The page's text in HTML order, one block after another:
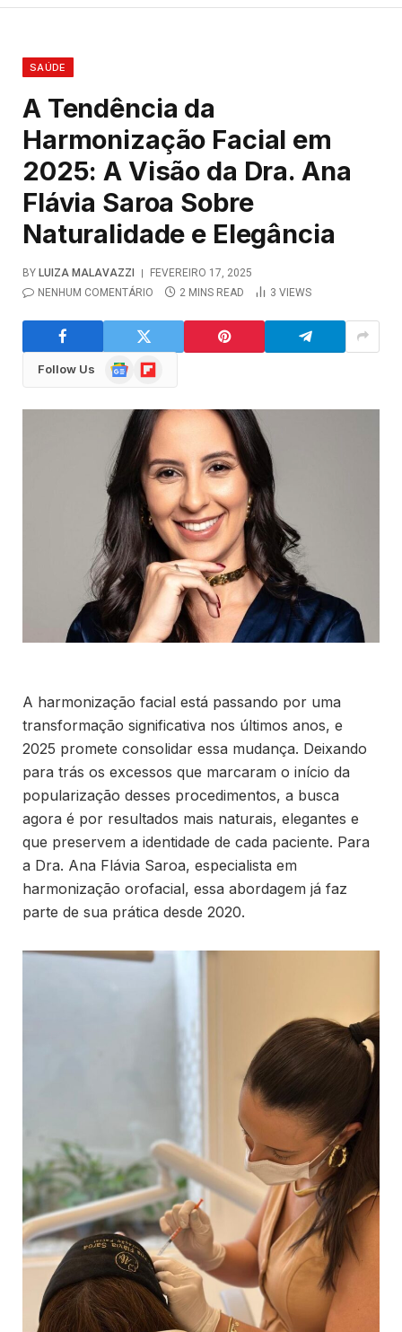
SAÚDE
A Tendência da
Harmonização Facial em
2025: A Visão da Dra. Ana
Flávia Saroa Sobre
Naturalidade e Elegância
BY LUIZA MALAVAZZI
FEVEREIRO 17, 2025
NENHUM COMENTÁRIO
2 MINS READ 3 VIEWS
Follow Us
GoogleFlipboard
A harmonização facial está passando por uma
transformação significativa nos últimos anos, e
2025 promete consolidar essa mudança. Deixando
para trás os excessos que marcaram o início da
popularização desses procedimentos, a busca
agora é por resultados mais naturais, elegantes e
que preservem a identidade de cada paciente. Para
a Dra. Ana Flávia Saroa, especialista em
harmonização orofacial, essa abordagem já faz
parte de sua prática desde 2020.